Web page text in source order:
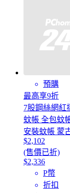
預購
最高享9折
7股鋼絲網紅
蚊帳 全包蚊
安裝蚊帳 蒙
$2,102
(售價已折)
$2,336
P幣
折扣